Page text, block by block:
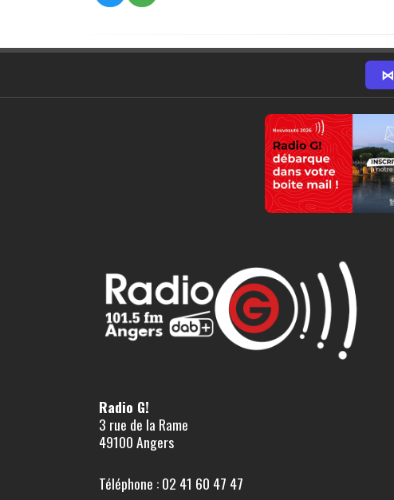
⋈
Radio G!
3 rue de la Rame
49100 Angers
Téléphone : 02 41 60 47 47